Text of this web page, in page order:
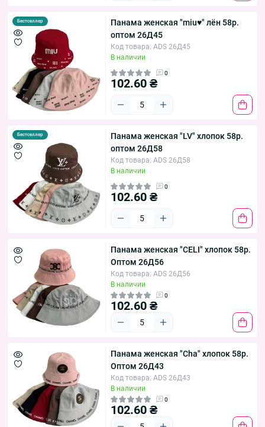
Бестселлер
Панама женская "miu♥" лён 58р.
оптом 26Д45
Код товара: ADS 26Д45
В наличии
0
102.60 ₴
Бестселлер
Панама женская "LV" хлопок 58р.
оптом 26Д58
Код товара: ADS 26Д58
В наличии
0
102.60 ₴
Панама женская "CELI" хлопок 58р.
Оптом 26Д56
Код товара: ADS 26Д56
В наличии
0
102.60 ₴
Панама женская "Cha" хлопок 58р.
Оптом 26Д43
Код товара: ADS 26Д43
В наличии
0
102.60 ₴